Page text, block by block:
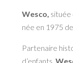
Wesco, située
née en 1975
Partenaire
d’enfants,